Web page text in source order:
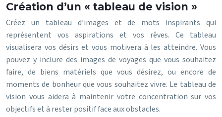
Création d’un « tableau de vision »
Créez un tableau d’images et de mots inspirants qui
représentent vos aspirations et vos rêves. Ce tableau
visualisera vos désirs et vous motivera à les atteindre. Vous
pouvez y inclure des images de voyages que vous souhaitez
faire, de biens matériels que vous désirez, ou encore de
moments de bonheur que vous souhaitez vivre. Le tableau de
vision vous aidera à maintenir votre concentration sur vos
objectifs et à rester positif face aux obstacles.